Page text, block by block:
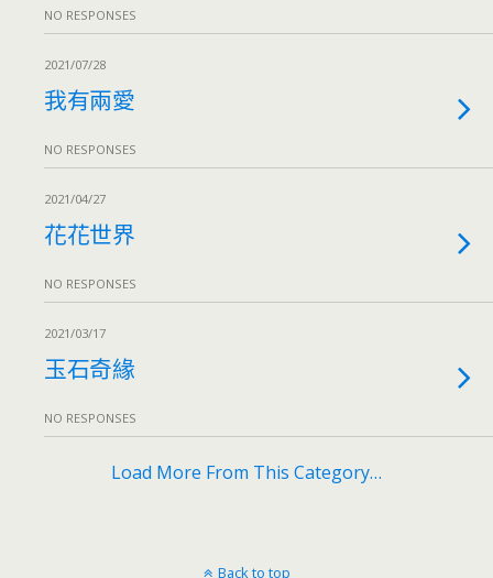
NO RESPONSES
2021/07/28
我有兩愛
NO RESPONSES
2021/04/27
花花世界
NO RESPONSES
2021/03/17
玉石奇緣
NO RESPONSES
Load More From This Category…
Back to top